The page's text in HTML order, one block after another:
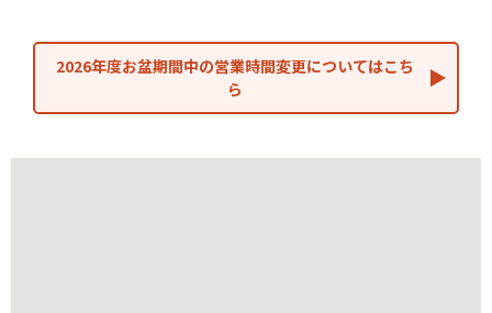
2026年度お盆期間中の営業時間変更についてはこち
ら